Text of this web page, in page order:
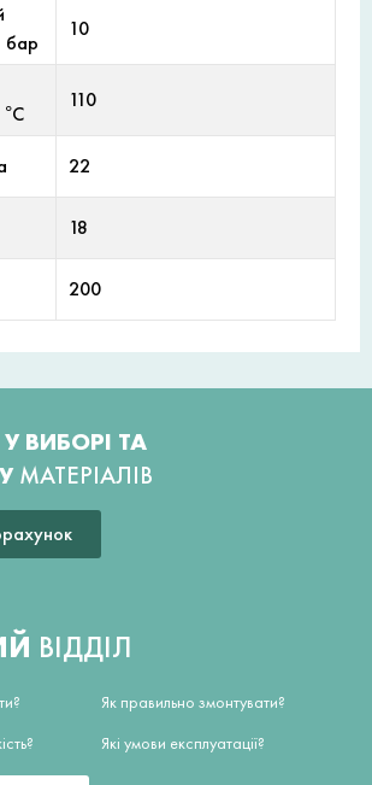
бар
10
110
22
18
200
ВИБОРІ ТА
МАТЕРІАЛІВ
ВІДДІЛ
Як правильно змонтувати?
Які умови експлуатації?